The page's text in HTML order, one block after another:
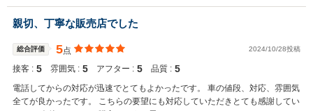
お気軽にご連絡くださいませ。今後とも、よろしくお願い致します。
親切、丁寧な販売店でした
総合評価 5点 2024/10/28投稿
接客 : 5 雰囲気 : 5 アフター : 5 品質 : 5
電話してからの対応が迅速でとてもよかったです。 車の値段、対応、雰囲気
全てが良かったです。 こちらの要望にも対応していただきとても感謝してい